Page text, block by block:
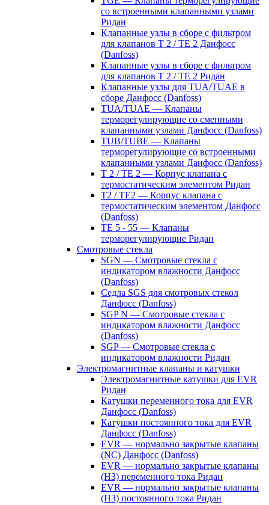
со встроенными клапанными узлами
Ридан
Клапанные узлы в сборе с фильтром
для клапанов T 2 / TE 2 Данфосс
(Danfoss)
Клапанные узлы в сборе с фильтром
для клапанов T 2 / TE 2 Ридан
Клапанные узлы для TUA/TUAE в
сборе Данфосс (Danfoss)
TUA/TUAE — Клапаны
терморегулирующие со сменными
клапанными узлами Данфосс (Danfoss)
TUB/TUBE — Клапаны
терморегулирующие со встроенными
клапанными узлами Данфосс (Danfoss)
T 2 / TE 2 — Корпус клапана с
термостатическим элементом Ридан
T2 / TE2 — Корпус клапана с
термостатическим элементом Данфосс
(Danfoss)
TE 5 - 55 — Клапаны
терморегулирующие Ридан
Смотровые стекла
SGN — Смотровые стекла с
индикатором влажности Данфосс
(Danfoss)
Седла SGS для смотровых стекол
Данфосс (Danfoss)
SGP N — Смотровые стекла с
индикатором влажности Данфосс
(Danfoss)
SGP — Смотровые стекла с
индикатором влажности Ридан
Электромагнитные клапаны и катушки
Электромагнитные катушки для EVR
Ридан
Катушки переменного тока для EVR
Данфосс (Danfoss)
Катушки постоянного тока для EVR
Данфосс (Danfoss)
EVR — нормально закрытые клапаны
(NC) Данфосс (Danfoss)
EVR — нормально закрытые клапаны
(НЗ) переменного тока Ридан
EVR — нормально закрытые клапаны
(НЗ) постоянного тока Ридан